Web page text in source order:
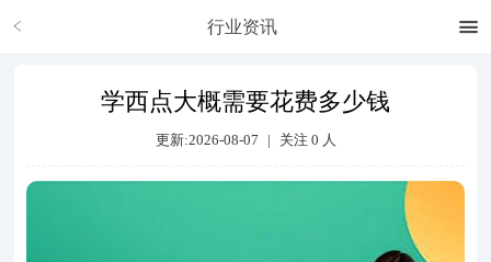
行业资讯
学西点大概需要花费多少钱
更新:2026-08-07 | 关注 0 人